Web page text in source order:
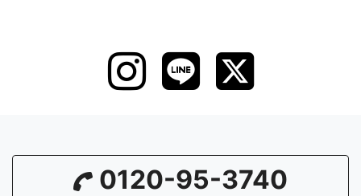
0120-95-3740